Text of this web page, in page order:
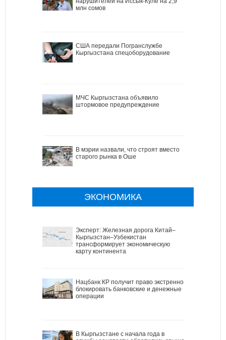
млн сомов
США передали Погранслужбе
Кыргызстана спецоборудование
МЧС Кыргызстана объявило
штормовое предупреждение
В мэрии назвали, что строят вместо
старого рынка в Оше
ЭКОНОМИКА
Эксперт: Железная дорога Китай–
Кыргызстан–Узбекистан
трансформирует экономическую
карту континента
Нацбанк КР получит право экстренно
блокировать банковские и денежные
операции
В Кыргызстане с начала года в